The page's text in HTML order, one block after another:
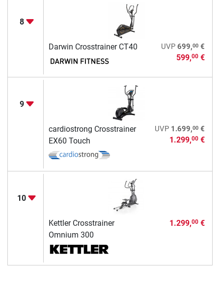
8
Darwin Crosstrainer CT40 UVP 699,00€
599,00€
9
cardiostrong Crosstrainer
EX60 Touch
UVP 1.699,00€
1.299,00€
10
Kettler Crosstrainer
Omnium 300
1.299,00€